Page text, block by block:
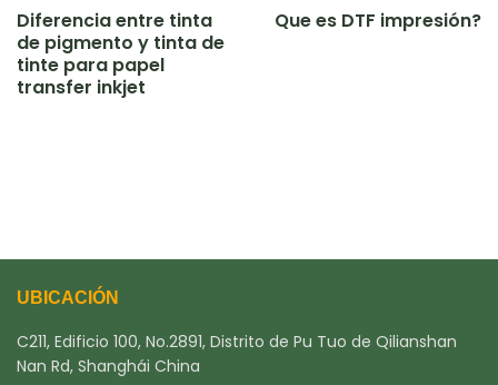
Diferencia entre tinta
de pigmento y tinta de
tinte para papel
transfer inkjet
Que es DTF impresión?
UBICACIÓN
C211, Edificio 100, No.2891, Distrito de Pu Tuo de Qilianshan
Nan Rd, Shanghái China